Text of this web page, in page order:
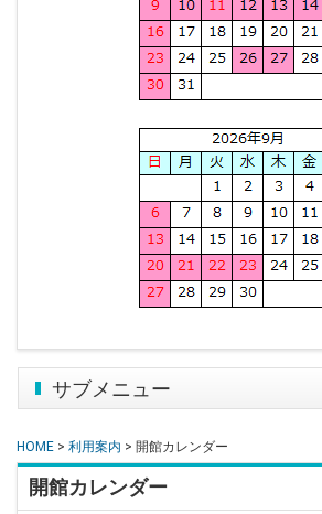
サブメニュー
HOME > 利用案内 > 開館カレンダー
開館カレンダー